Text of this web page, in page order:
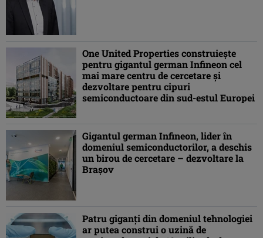
One United Properties construiește
pentru gigantul german Infineon cel
mai mare centru de cercetare și
dezvoltare pentru cipuri
semiconductoare din sud-estul Europei
Gigantul german Infineon, lider în
domeniul semiconductorilor, a deschis
un birou de cercetare – dezvoltare la
Brașov
Patru giganți din domeniul tehnologiei
ar putea construi o uzină de